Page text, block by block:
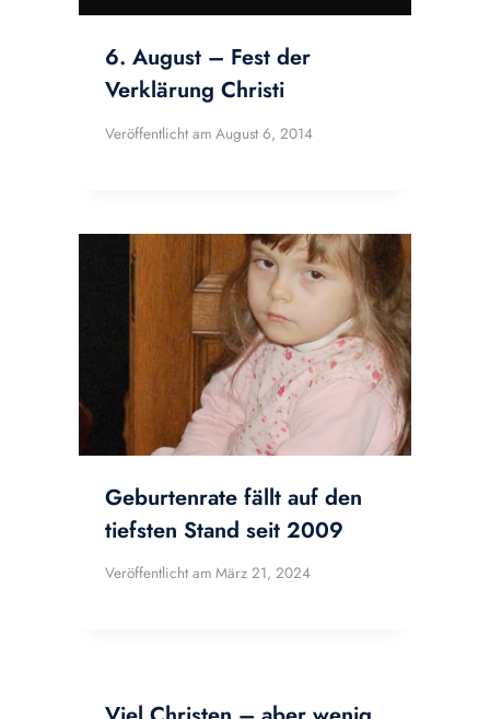
6. August – Fest der
Verklärung Christi
Veröffentlicht am August 6, 2014
Geburtenrate fällt auf den
tiefsten Stand seit 2009
Veröffentlicht am März 21, 2024